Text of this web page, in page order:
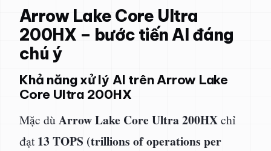
Arrow Lake Core Ultra
200HX – bước tiến AI đáng
chú ý
Khả năng xử lý AI trên Arrow Lake
Core Ultra 200HX
Mặc dù Arrow Lake Core Ultra 200HXchỉ
đạt13 TOPS (trillions of operations per